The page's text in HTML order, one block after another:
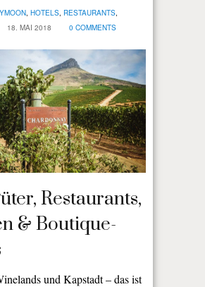
, HOTELS, RESTAURANTS,
18. MAI 2018 0 COMMENTS
Restaurants,
& Boutique-
und Kapstadt – das ist